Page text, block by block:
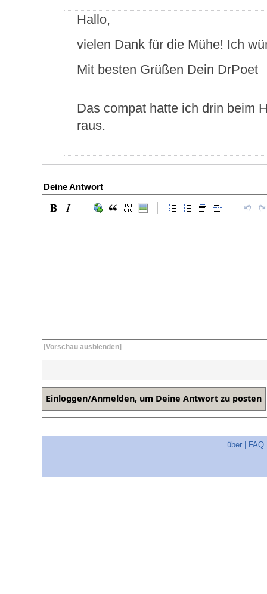
Hallo,
vielen Dank für die Mühe! Ich
Mit besten Grüßen Dein DrPoet
Das compat hatte ich drin beim
raus.
Deine Antwort
[Vorschau ausblenden]
über FAQ